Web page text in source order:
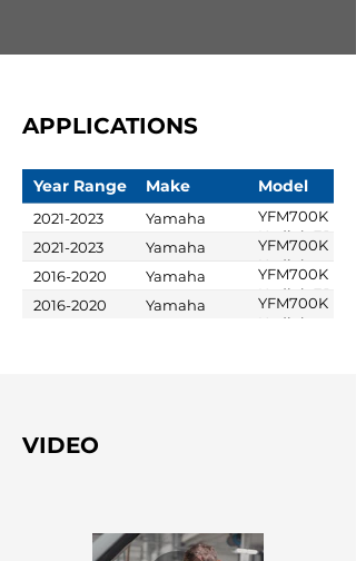
APPLICATIONS
Year Range Make Model
2021-2023 Yamaha
YFM700K
Kodiak EPS
2021-2023 Yamaha
YFM700K
Kodiak
2016-2020 Yamaha
YFM700K
Kodiak EPS
2016-2020 Yamaha
YFM700K
Kodiak
VIDEO